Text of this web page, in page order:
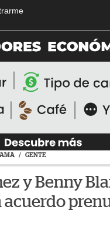
/ GENTE
y Benny